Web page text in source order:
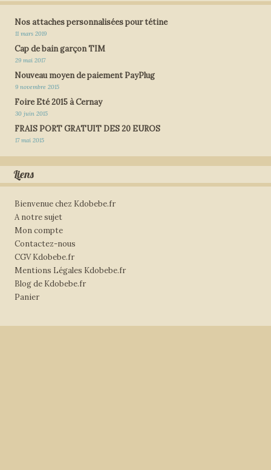
Nos attaches personnalisées pour tétine
11 mars 2019
Cap de bain garçon TIM
29 mai 2017
Nouveau moyen de paiement PayPlug
9 novembre 2015
Foire Eté 2015 à Cernay
30 juin 2015
FRAIS PORT GRATUIT DES 20 EUROS
17 mai 2015
Liens
Bienvenue chez Kdobebe.fr
A notre sujet
Mon compte
Contactez-nous
CGV Kdobebe.fr
Mentions Légales Kdobebe.fr
Blog de Kdobebe.fr
Panier